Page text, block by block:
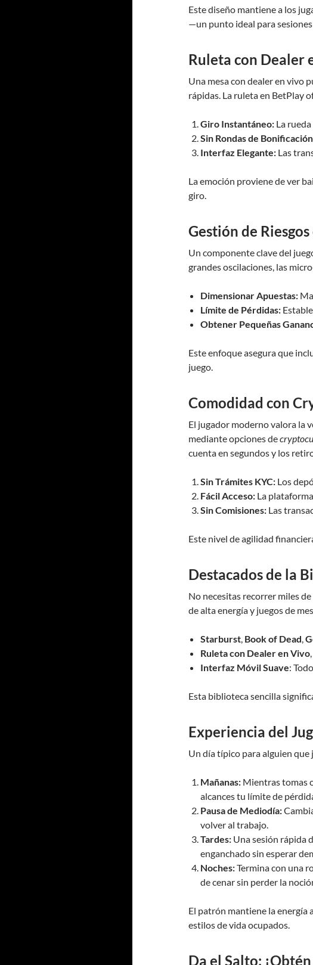
Este diseño mantiene a los
—un punto ideal para
Ruleta con Dealer
Una mesa con dealer en vivo
rápidas. La ruleta en BetPlay
Giro Instantáneo: La
Sin Rondas de
Interfaz Elegante: Las
La emoción proviene de ver
giro.
Gestión de
Un componente clave del
grandes oscilaciones, las
Dimensionar Apuestas:
Límite de Pérdidas:
Obtener Pequeñas
Este enfoque asegura que
juego.
Comodidad con
El jugador moderno valora la
mediante opciones de
cuenta en segundos y los
Sin Trámites KYC: Los
Fácil Acceso: La
Sin Comisiones: Las
Este nivel de agilidad
Destacados de la
No necesitas recorrer miles
de alta energía y juegos de
Starburst, Book of Dead,
Ruleta con Dealer en Vivo,
Interfaz Móvil Suave:
Esta biblioteca sencilla
Experiencia del
Un día típico para alguien que
Mañanas: Mientras tomas
alcances tu límite de
Pausa de Mediodía:
volver al trabajo.
Tardes: Una sesión rápida
enganchado sin esperar
Noches:Termina con una
de cenar sin perder la
El patrón mantiene la
estilos de vida ocupados.
Da el Salto: